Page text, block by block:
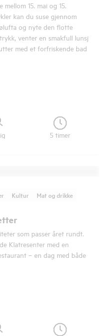
15. mai og 15.
kan du suse gjennom
og nyte den flotte
venter en smakfull lunsj
med et forfriskende bad
5 timer
Kultur Mat og drikke
som passer året rundt.
Klatresenter med en
– en dag med både